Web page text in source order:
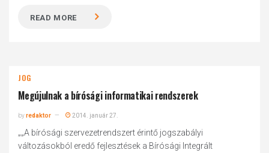
READ MORE
JOG
Megújulnak a bírósági informatikai rendszerek
byredaktor 2014. január 27.
„„A bírósági szervezetrendszert érintő jogszabályi
változásokból eredő fejlesztések a Bírósági Integrált